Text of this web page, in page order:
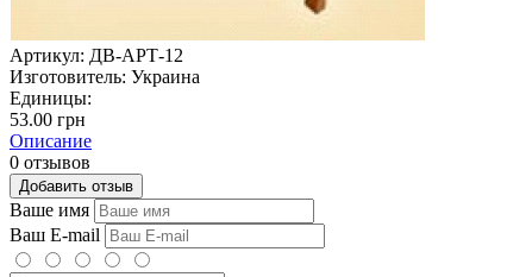
Артикул: ДВ-АРТ-12
Изготовитель: Украина
Единицы:
53.00 грн
Описание
0 отзывов
Добавить отзыв
Ваше имя
Ваш E-mail